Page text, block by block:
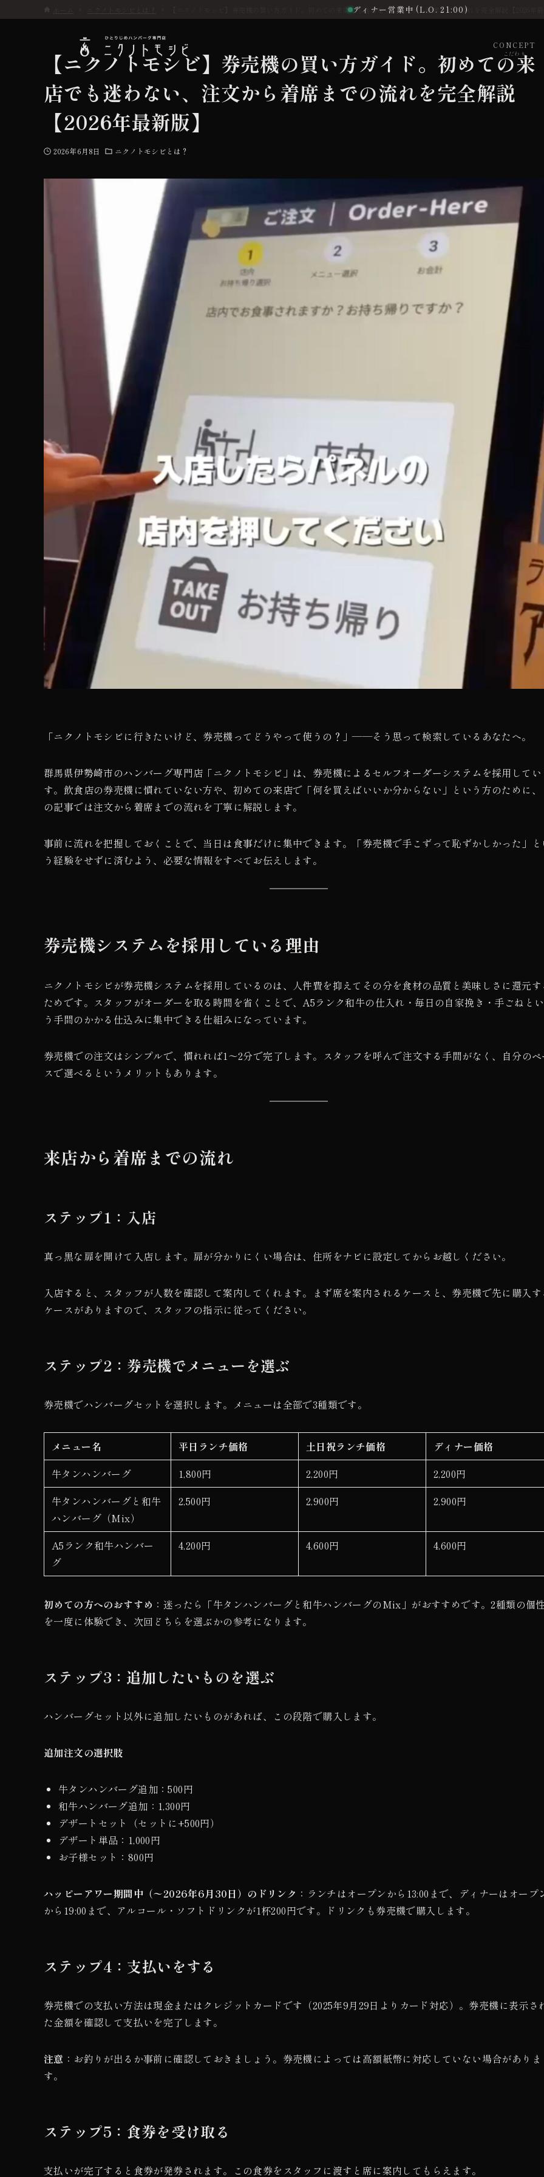
ディナー営業中 (L.O. 21:00)
CONCEPT
こだわり
こだわり
お品書き
【ニクノトモシビ】券売機の買い方ガイド。初めての来店でも迷わない、注文から着席までの流れを完全解説【2026年
【ニクノトモシビ】券売機の買い方ガイド。初めての来
店でも迷わない、注文から着席までの流れを完全解説
【2026年最新版】
2026年6月8日 ニクノトモシビとは？
「ニクノトモシビに行きたいけど、券売機ってどうやって使うの？」——そう思って検索しているあなたへ。
群馬県伊勢崎市のハンバーグ専門店「ニクノトモシビ」は、券売機によるセルフオーダーシステムを採用して
す。飲食店の券売機に慣れていない方や、初めての来店で「何を買えばいいか分からない」という方のために
の記事では注文から着席までの流れを丁寧に解説します。
事前に流れを把握しておくことで、当日は食事だけに集中できます。「券売機で手こずって恥ずかしかった」
う経験をせずに済むよう、必要な情報をすべてお伝えします。
券売機システムを採用している理由
ニクノトモシビが券売機システムを採用しているのは、人件費を抑えてその分を食材の品質と美味しさに還元
ためです。スタッフがオーダーを取る時間を省くことで、A5ランク和牛の仕入れ・毎日の自家挽き・手ごねとい
う手間のかかる仕込みに集中できる仕組みになっています。
券売機での注文はシンプルで、慣れれば1〜2分で完了します。スタッフを呼んで注文する手間がなく、自分の
スで選べるというメリットもあります。
来店から着席までの流れ
ステップ1：入店
真っ黒な扉を開けて入店します。扉が分かりにくい場合は、住所をナビに設定してからお越しください。
入店すると、スタッフが人数を確認して案内してくれます。まず席を案内されるケースと、券売機で先に購入
ケースがありますので、スタッフの指示に従ってください。
ステップ2：券売機でメニューを選ぶ
券売機でハンバーグセットを選択します。メニューは全部で3種類です。
メニュー名 平日ランチ価格 土日祝ランチ価格
ディナー価格
牛タンハンバーグ
1,800円 2,200円
2,200円
牛タンハンバーグと和牛
ハンバーグ（Mix）
2,500円 2,900円 2,900円
A5ランク和牛ハンバー
グ
4,200円 4,600円 4,600円
初めての方へのおすすめ ：迷ったら「牛タンハンバーグと和牛ハンバーグのMix」がおすすめです。2種類の個
を一度に体験でき、次回どちらを選ぶかの参考になります。
ステップ3：追加したいものを選ぶ
ハンバーグセット以外に追加したいものがあれば、この段階で購入します。
追加注文の選択肢
牛タンハンバーグ追加：500円
和牛ハンバーグ追加：1,300円
デザートセット（セットに+500円）
デザート単品：1,000円
お子様セット：800円
ハッピーアワー期間中（〜2026年6月30日）のドリンク ：ランチはオープンから13:00まで、ディナーはオープ
から19:00まで、アルコール・ソフトドリンクが1杯200円です。ドリンクも券売機で購入します。
ステップ4：支払いをする
券売機での支払い方法は現金またはクレジットカードです（2025年9月29日よりカード対応）。券売機に表示さ
た金額を確認して支払いを完了します。
注意 ：お釣りが出るか事前に確認しておきましょう。券売機によっては高額紙幣に対応していない場合がありま
す。
ステップ5：食券を受け取る
支払いが完了すると食券が発券されます。この食券をスタッフに渡すと席に案内してもらえます。